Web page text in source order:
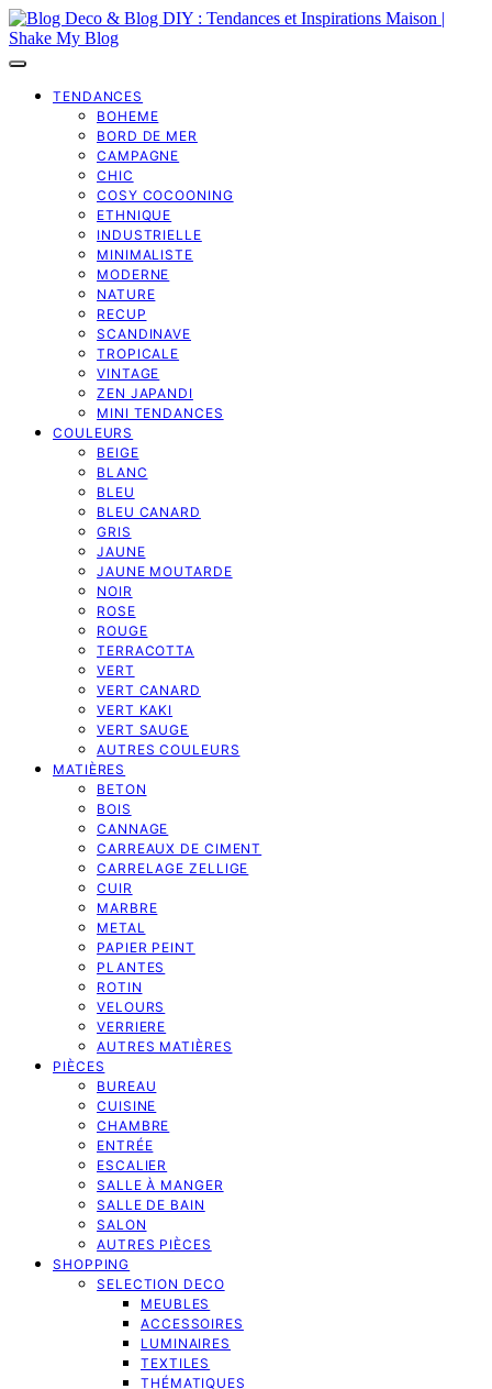
TENDANCES
BOHEME
BORD DE MER
CAMPAGNE
CHIC
COSY COCOONING
ETHNIQUE
INDUSTRIELLE
MINIMALISTE
MODERNE
NATURE
RECUP
SCANDINAVE
TROPICALE
VINTAGE
ZEN JAPANDI
MINI TENDANCES
COULEURS
BEIGE
BLANC
BLEU
BLEU CANARD
GRIS
JAUNE
JAUNE MOUTARDE
NOIR
ROSE
ROUGE
TERRACOTTA
VERT
VERT CANARD
VERT KAKI
VERT SAUGE
AUTRES COULEURS
MATIÈRES
BETON
BOIS
CANNAGE
CARREAUX DE CIMENT
CARRELAGE ZELLIGE
CUIR
MARBRE
METAL
PAPIER PEINT
PLANTES
ROTIN
VELOURS
VERRIERE
AUTRES MATIÈRES
PIÈCES
BUREAU
CUISINE
CHAMBRE
ENTRÉE
ESCALIER
SALLE À MANGER
SALLE DE BAIN
SALON
AUTRES PIÈCES
SHOPPING
SELECTION DECO
MEUBLES
ACCESSOIRES
LUMINAIRES
TEXTILES
THÉMATIQUES